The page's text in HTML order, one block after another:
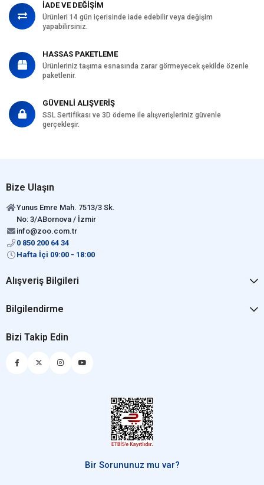
İADE VE DEĞİŞİM
Ürünleri 14 gün içerisinde iade edebilir veya değişim
yapabilirsiniz.
HASSAS PAKETLEME
Ürünleriniz taşıma esnasında zarar görmeyecek şekilde özenle
paketlenir.
GÜVENLİ ALIŞVERİŞ
SSL Sertifikası ve 3D ödeme ile alışverişleriniz güvenle
gerçekleşir.
Bize Ulaşın
Yunus Emre Mah. 7513/3 Sk.
No: 3/ABornova / İzmir
info@zoo.com.tr
0 850 200 64 34
Hafta İçi 09:00 - 18:00
Alışveriş Bilgileri
Bilgilendirme
Bizi Takip Edin
Bir Sorununuz mu var?